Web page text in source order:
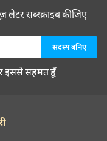
लेटर सब्स्क्राइब कीजिए
इससे सहमत हूँ